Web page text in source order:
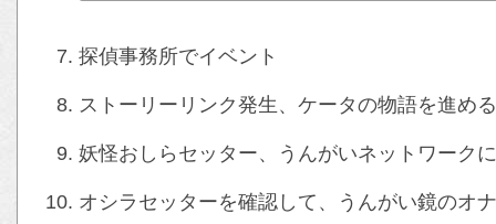
探偵事務所でイベント
ストーリーリンク発生、ケータの物語を進め
妖怪おしらセッター、うんがいネットワーク
オシラセッターを確認して、うんがい鏡のオ